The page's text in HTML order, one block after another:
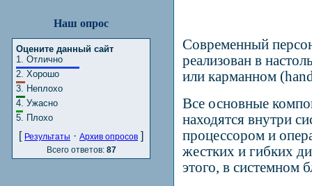
Наш опрос
Оцените данный сайт
1. Отлично
2. Хорошо
3. Неплохо
4. Ужасно
5. Плохо
[ Результаты · Архив опросов ]
Всего ответов: 87
Современный
реализован в
или карманном (
Все основные
находятся внутри
процессором и
жестких и гибких
этого, в системном